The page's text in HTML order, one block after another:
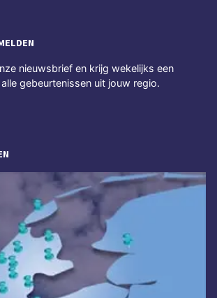
nieuwsbrief en krijg wekelijks een
gebeurtenissen uit jouw regio.